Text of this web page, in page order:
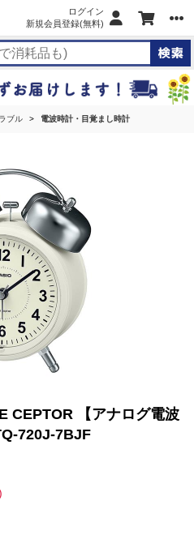
ログイン
新規会員登録(無料)
ブル 電波時計・目覚まし時計
CEPTOR 【アナログ電波
720J-7BJF